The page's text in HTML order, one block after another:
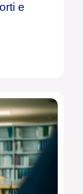
e